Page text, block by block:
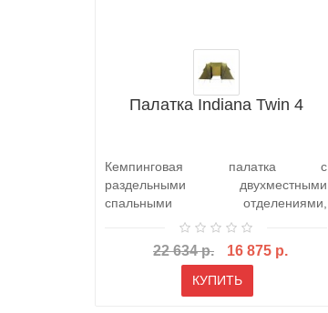
Палатка Indiana Twin 4
Кемпинговая палатка с
раздельными двухместными
спальными отделениями,
разделенными просторным тамбур..
22 634 р. 16 875 р.
КУПИТЬ